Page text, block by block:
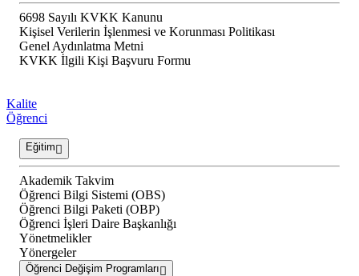
6698 Sayılı KVKK Kanunu
Kişisel Verilerin İşlenmesi ve Korunması Politikası
Genel Aydınlatma Metni
KVKK İlgili Kişi Başvuru Formu
Kalite
Öğrenci
Eğitim
Akademik Takvim
Öğrenci Bilgi Sistemi (OBS)
Öğrenci Bilgi Paketi (OBP)
Öğrenci İşleri Daire Başkanlığı
Yönetmelikler
Yönergeler
Öğrenci Değişim Programları